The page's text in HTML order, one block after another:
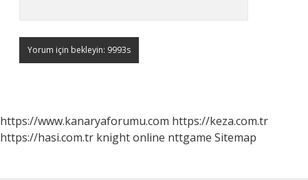
https://www.kanaryaforumu.com https://keza.com.tr
https://hasi.com.tr knight online nttgame Sitemap